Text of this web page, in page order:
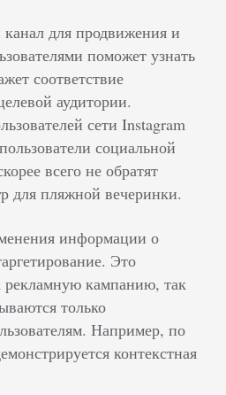
для продвижения и
поможет узнать
соответствие
аудитории.
сети Instagram
социальной
всего не обратят
для пляжной вечеринки.
информации о
Это
рекламную кампанию, так
только
Например, по
контекстная